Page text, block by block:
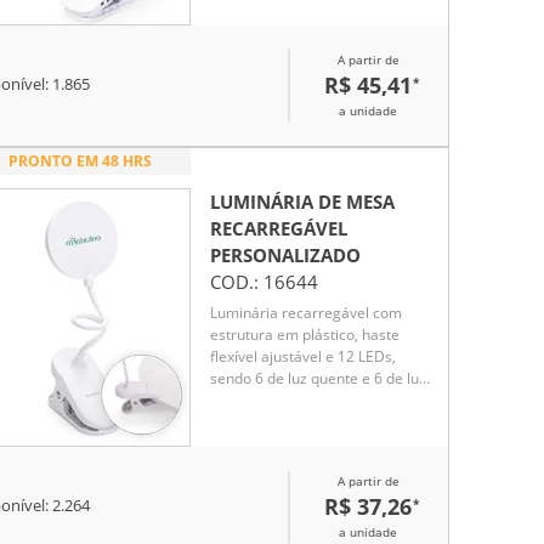
para a seleção de três níveis
diferentes de iluminação.
Acompanha cabo USB-C para
1.865
A partir de
R$ 45,41 *
a unidade
PRONTO EM 48 HRS
LUMINÁRIA DE MESA
RECARREGÁVEL
PERSONALIZADO
COD.: 16644
Luminária recarregável com
estrutura em plástico, haste
flexível ajustável e 12 LEDs,
sendo 6 de luz quente e 6 de luz
Observação: Acompanha cabo
USB-C para recarga.
2.264
A partir de
R$ 37,26*
a unidade